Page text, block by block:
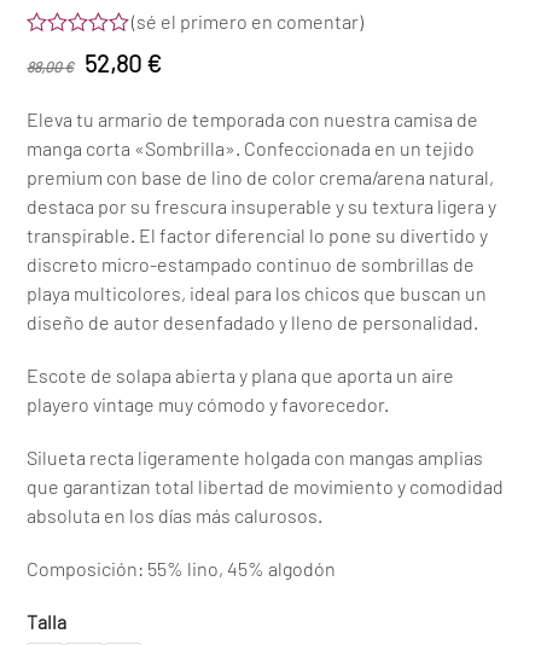
Valorado
con
5
(sé el primero en comentar)
88,00€
El
original
era:
88,00 €.
52,80 €
actual
es:
52,80 €.
Eleva tu armario de temporada con nuestra camisa de
manga corta «Sombrilla». Confeccionada en un tejido
premium con base de lino de color crema/arena natural,
destaca por su frescura insuperable y su textura ligera y
transpirable. El factor diferencial lo pone su divertido y
discreto micro-estampado continuo de sombrillas de
playa multicolores, ideal para los chicos que buscan un
diseño de autor desenfadado y lleno de personalidad.
Escote de solapa abierta y plana que aporta un aire
playero vintage muy cómodo y favorecedor.
Silueta recta ligeramente holgada con mangas amplias
que garantizan total libertad de movimiento y comodidad
absoluta en los días más calurosos.
Composición: 55% lino, 45% algodón
Talla